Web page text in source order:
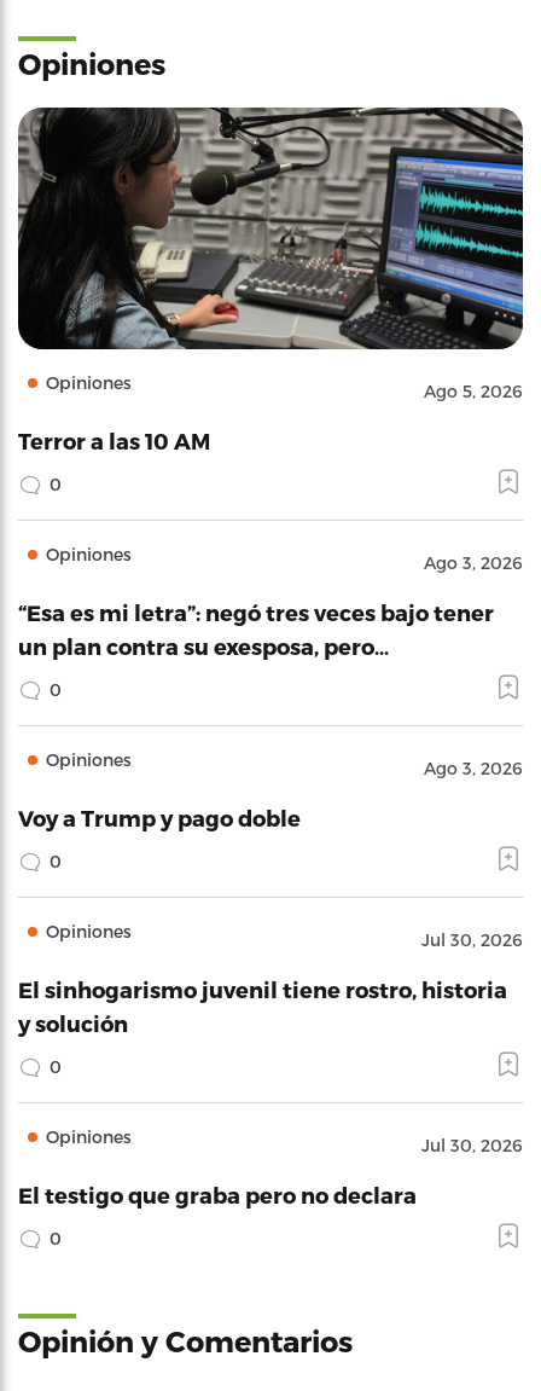
Opiniones
Opiniones Ago 5, 2026
Terror a las 10 AM
0
Opiniones Ago 3, 2026
“Esa es mi letra”: negó tres veces bajo tener
un plan contra su exesposa, pero…
0
Opiniones Ago 3, 2026
Voy a Trump y pago doble
0
Opiniones Jul 30, 2026
El sinhogarismo juvenil tiene rostro, historia
y solución
0
Opiniones Jul 30, 2026
El testigo que graba pero no declara
0
Opinión y Comentarios